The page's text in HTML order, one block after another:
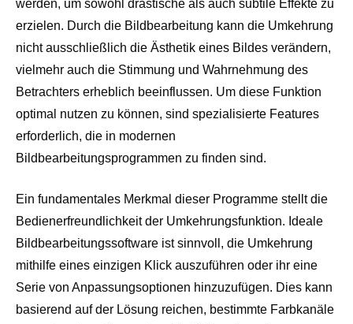
werden, um sowohl drastische als auch subtile Effekte zu
erzielen. Durch die Bildbearbeitung kann die Umkehrung
nicht ausschließlich die Ästhetik eines Bildes verändern,
vielmehr auch die Stimmung und Wahrnehmung des
Betrachters erheblich beeinflussen. Um diese Funktion
optimal nutzen zu können, sind spezialisierte Features
erforderlich, die in modernen
Bildbearbeitungsprogrammen zu finden sind.
Ein fundamentales Merkmal dieser Programme stellt die
Bedienerfreundlichkeit der Umkehrungsfunktion. Ideale
Bildbearbeitungssoftware ist sinnvoll, die Umkehrung
mithilfe eines einzigen Klick auszuführen oder ihr eine
Serie von Anpassungsoptionen hinzuzufügen. Dies kann
basierend auf der Lösung reichen, bestimmte Farbkanäle